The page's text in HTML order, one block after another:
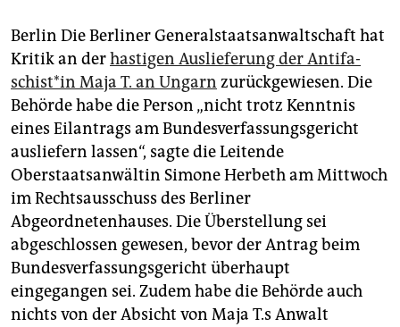
genossenschaft
epaper login
Berlin Die Berliner Generalstaatsanwaltschaft hat
Kritik an derhastigen Auslieferung der An­ti­fa­
schis­t*in Maja T. an Ungarn zurückgewiesen. Die
Behörde habe die Person „nicht trotz Kenntnis
eines Eilantrags am Bundesverfassungsgericht
ausliefern lassen“, sagte die Leitende
Oberstaatsanwältin Simone Herbeth am Mittwoch
im Rechtsausschuss des Berliner
Abgeordnetenhauses. Die Überstellung sei
abgeschlossen gewesen, bevor der Antrag beim
Bundesverfassungsgericht überhaupt
eingegangen sei. Zudem habe die Behörde auch
nichts von der Absicht von Maja T.s Anwalt